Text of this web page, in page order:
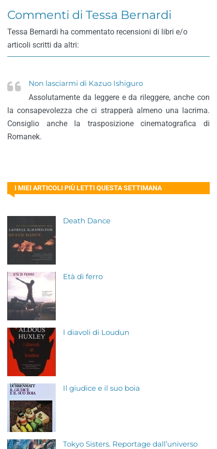
Commenti di Tessa Bernardi
Tessa Bernardi ha commentato recensioni di libri e/o
articoli scritti da altri:
Non lasciarmi di Kazuo Ishiguro
Assolutamente da leggere e da rileggere, anche con
la consapevolezza che ci strapperà almeno una lacrima.
Consiglio anche la trasposizione cinematografica di
Romanek.
I MIEI ARTICOLI PIÙ LETTI QUESTA SETTIMANA
Death Dance
Età di ferro
I diavoli di Loudun
Il giudice e il suo boia
Tokyo Sisters. Reportage dall’universo